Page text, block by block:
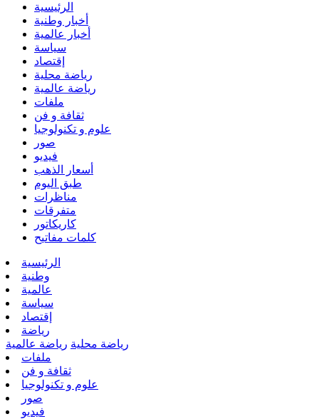
الرئيسية
أخبار وطنية
أخبار عالمية
سياسة
إقتصاد
رياضة محلية
رياضة عالمية
ملفات
ثقافة و فن
علوم و تكنولوجيا
صور
فيديو
أسعار الذهب
طبق اليوم
مناظرات
متفرقات
كاريكاتور
كلمات مفاتيح
الرئيسية
وطنية
عالمية
سياسة
إقتصاد
رياضة
رياضة محلية رياضة عالمية
ملفات
ثقافة و فن
علوم و تكنولوجيا
صور
فيديو